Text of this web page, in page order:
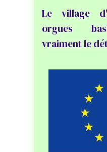
Le village
orgues
vraiment le